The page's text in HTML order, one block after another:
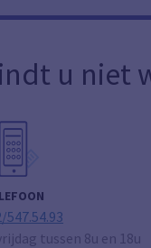
u niet
547.54.93
tussen 8u en 18u